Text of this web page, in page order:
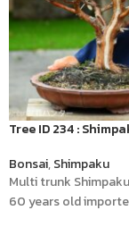
Tree ID 234 :
Bonsai,Shimpaku
Multi trunk
60 years old